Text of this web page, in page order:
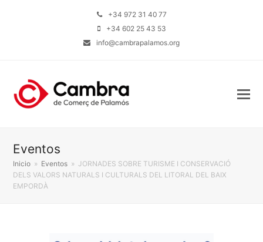
+34 972 31 40 77
+34 602 25 43 53
info@cambrapalamos.org
Eventos
Inicio » Eventos » JORNADES SOBRE TURISME I CONSERVACIÓ
DELS VALORS NATURALS I CULTURALS DEL LITORAL DEL BAIX
EMPORDÀ